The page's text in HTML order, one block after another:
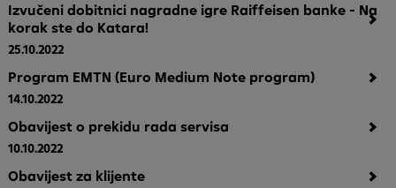
Izvučeni dobitnici nagradne igre Raiffeisen banke - Na
korak ste do Katara!
25.10.2022
Program EMTN (Euro Medium Note program)
14.10.2022
Obavijest o prekidu rada servisa
10.10.2022
Obavijest za klijente